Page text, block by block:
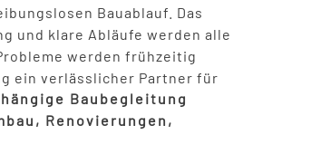
Bauablauf. Das
und klare Abläufe werden alle
werden frühzeitig
ein verlässlicher Partner für
Baubegleitung
Renovierungen,